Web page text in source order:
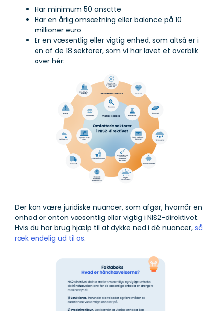
Har minimum 50 ansatte
Har en årlig omsætning eller balance på 10
millioner euro
Er en væsentlig eller vigtig enhed, som altså er i
en af de 18 sektorer, som vi har lavet et overblik
over hér:
Der kan være juridiske nuancer, som afgør, hvornår en
enhed er enten væsentlig eller vigtig i NIS2-direktivet.
Hvis du har brug hjælp til at dykke ned i dé nuancer, så
ræk endelig ud til os.